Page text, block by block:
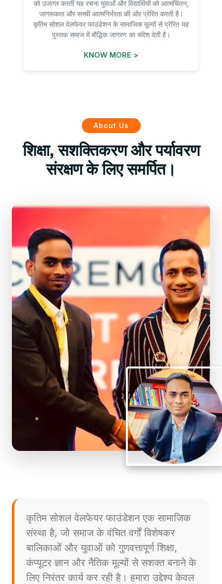
को उजागर करती यह रचना युवाओं और विद्यार्थियों को आत्मचिंतन,
जागरूकता और सच्ची आत्मनिर्भरता की ओर प्रेरित करती है।
कृतिम सोशल वेलफेयर फाउंडेशन के सामाजिक मूल्यों से प्रेरित यह
पुस्तक समाज में बौद्धिक जागरण का संदेश देती है।
KNOW MORE >
About Us
शिक्षा, सशक्तिकरण और पर्यावरण
संरक्षण के लिए समर्पित।
कृतिम सोशल वेलफेयर फाउंडेशन एक सामाजिक
संस्था है, जो समाज के वंचित वर्गों विशेषकर
बालिकाओं और युवाओं को गुणवत्तापूर्ण शिक्षा,
कंप्यूटर ज्ञान और नैतिक मूल्यों से सशक्त बनाने के
लिए निरंतर कार्य कर रही है। हमारा उद्देश्य केवल